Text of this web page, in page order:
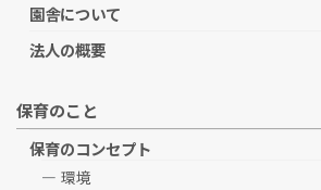
園舎について
法人の概要
保育のこと
保育のコンセプト
環境